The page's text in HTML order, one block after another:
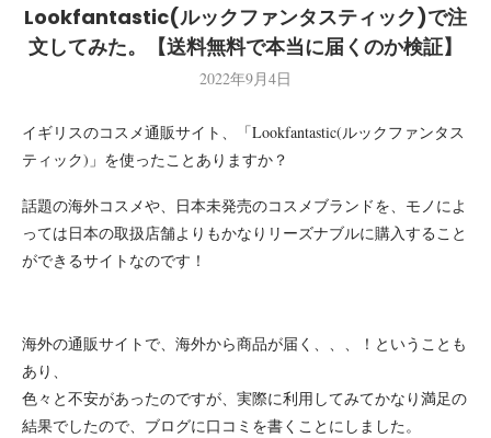
Lookfantastic(ルックファンタスティック)で注
文してみた。【送料無料で本当に届くのか検証】
2022年9月4日
イギリスのコスメ通販サイト、「Lookfantastic(ルックファンタス
ティック)」を使ったことありますか？
話題の海外コスメや、日本未発売のコスメブランドを、モノによ
っては日本の取扱店舗よりもかなりリーズナブルに購入すること
ができるサイトなのです！
海外の通販サイトで、海外から商品が届く、、、！ということも
あり、
色々と不安があったのですが、実際に利用してみてかなり満足の
結果でしたので、ブログに口コミを書くことにしました。